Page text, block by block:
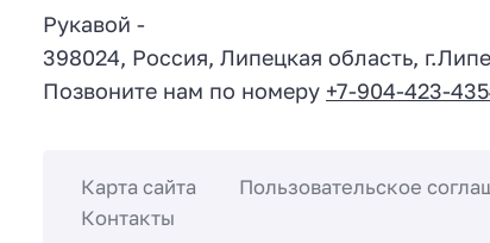
Рукавой -
398024, Россия, Липецкая область, г.
Позвоните нам по номеру +7-904-423-
Карта сайта Пользовательское
Контакты